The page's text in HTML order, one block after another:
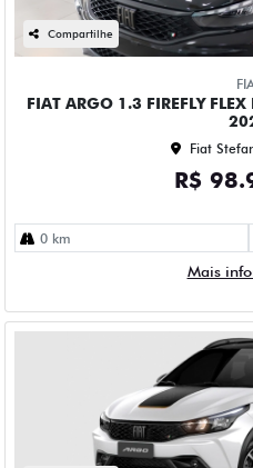
Compartilhe
FIAT ARGO 1.3 FIREFLY
Fiat
R$
0 km
Mais